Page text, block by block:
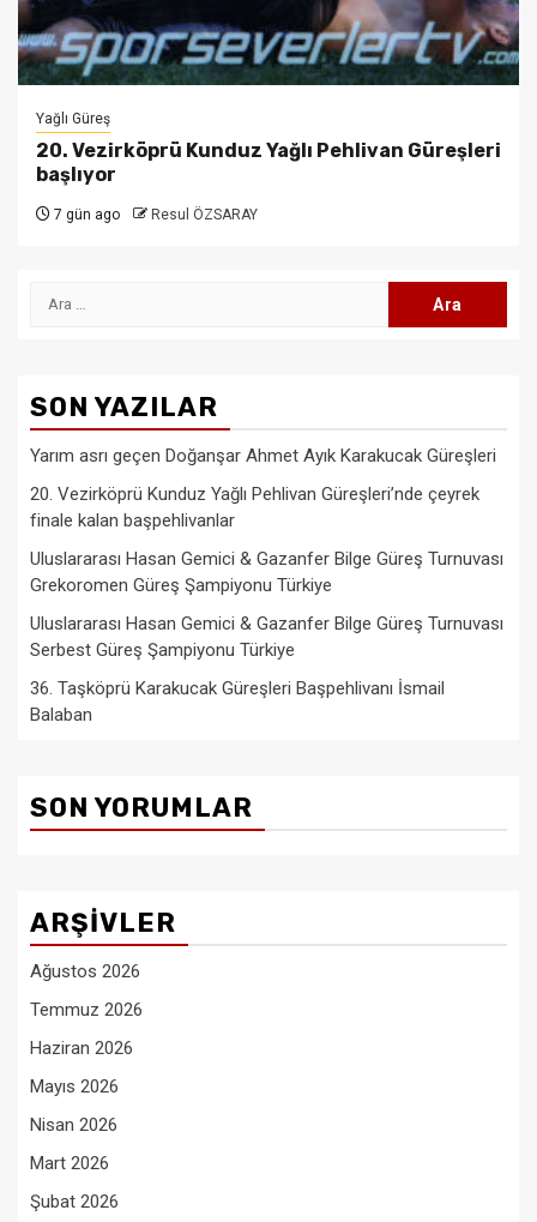
Yağlı Güreş
20. Vezirköprü Kunduz Yağlı Pehlivan Güreşleri
başlıyor
7 gün ago Resul ÖZSARAY
Arama:
SON YAZILAR
Yarım asrı geçen Doğanşar Ahmet Ayık Karakucak Güreşleri
20. Vezirköprü Kunduz Yağlı Pehlivan Güreşleri’nde çeyrek
finale kalan başpehlivanlar
Uluslararası Hasan Gemici & Gazanfer Bilge Güreş Turnuvası
Grekoromen Güreş Şampiyonu Türkiye
Uluslararası Hasan Gemici & Gazanfer Bilge Güreş Turnuvası
Serbest Güreş Şampiyonu Türkiye
36. Taşköprü Karakucak Güreşleri Başpehlivanı İsmail
Balaban
SON YORUMLAR
ARŞIVLER
Ağustos 2026
Temmuz 2026
Haziran 2026
Mayıs 2026
Nisan 2026
Mart 2026
Şubat 2026